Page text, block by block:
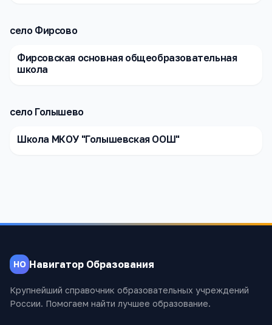
село Фирсово
Фирсовская основная общеобразовательная
школа
село Голышево
Школа МКОУ "Голышевская ООШ"
НО Навигатор Образования
Крупнейший справочник образовательных учреждений
России. Помогаем найти лучшее образование.